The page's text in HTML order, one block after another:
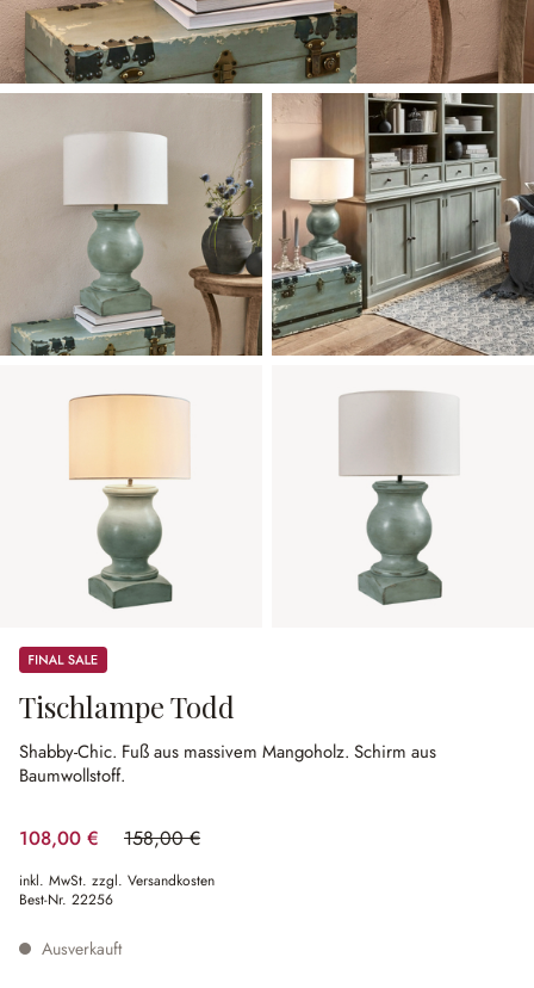
Sale
Tischlampe Todd
Shabby-Chic. Fuß aus massivem Mangoholz. Schirm aus
Baumwollstoff.
108,00 € 158,00 €
(31.65% gespart)
inkl. MwSt. zzgl. Versandkosten
Best-Nr. 22256
Ausverkauft